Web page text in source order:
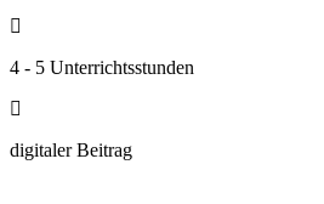

4 - 5 Unterrichtsstunden

digitaler Beitrag